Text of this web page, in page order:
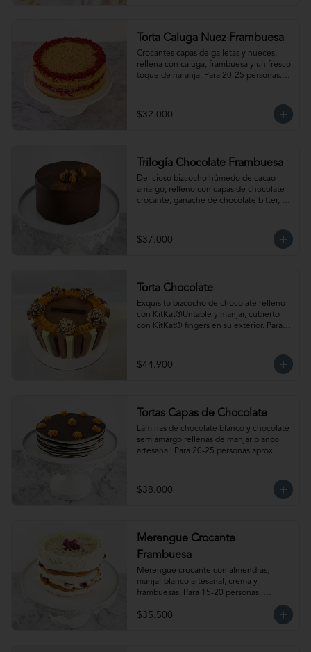
trazas.
Torta Caluga Nuez Frambuesa
Crocantes capas de galletas y nueces,
rellena con caluga, frambuesa y un fresco
toque de naranja. Para 20-25 personas.
ambiente antes de servir.
$32.000
Trilogía Chocolate Frambuesa
Delicioso bizcocho húmedo de cacao
amargo, relleno con capas de chocolate
crocante, ganache de chocolate bitter,
personas. Producto congelado, se
recomienda descongelar 2 a 3 horas a
$37.000
Torta Chocolate
Exquisito bizcocho de chocolate relleno
con KitKat®Untable y manjar, cubierto
con KitKat® fingers en su exterior. Para
temperatura ambiente antes de servir.
$44.900
Tortas Capas de Chocolate
Láminas de chocolate blanco y chocolate
semiamargo rellenas de manjar blanco
artesanal. Para 20-25 personas aprox.
$38.000
Merengue Crocante
Frambuesa
Merengue crocante con almendras,
manjar blanco artesanal, crema y
frambuesas. Para 15-20 personas.
descongelar 2.5 a 3.5 horas a
$35.500